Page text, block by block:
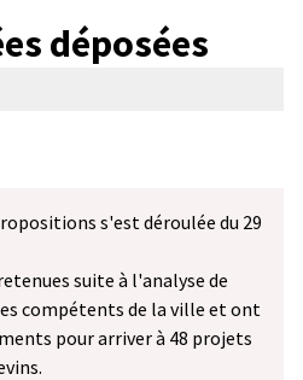
déposées
s'est déroulée du 29
suite à l'analyse de
compétents de la ville et ont
pour arriver à 48 projets